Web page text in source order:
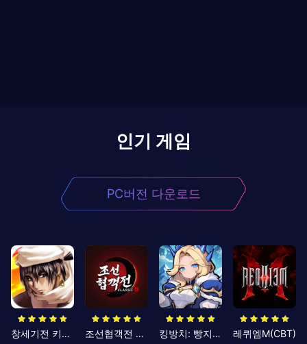
인기 게임
PC버전 다운로드
창세기전 키우기 조선협객전 클래식 킹방치: 빵지의 제왕 레퀴엠M(CBT)